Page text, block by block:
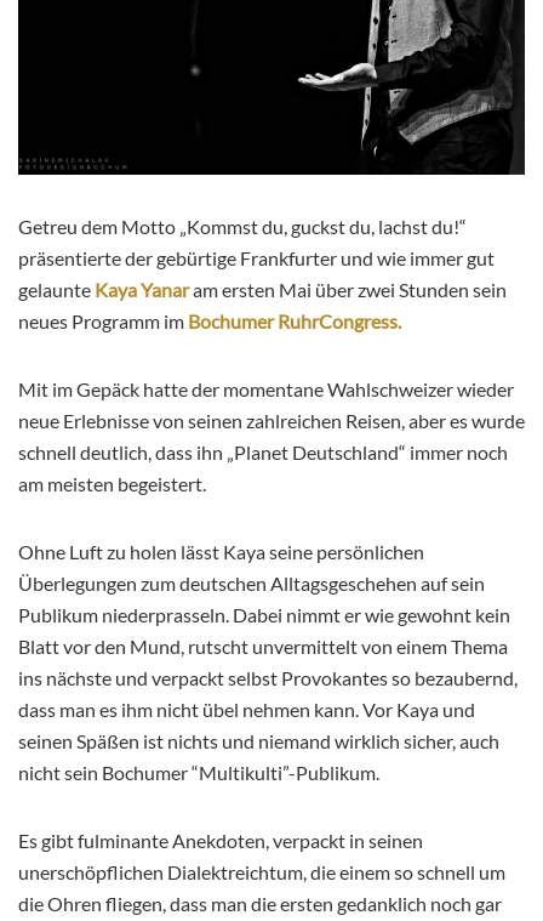
Getreu dem Motto „Kommst du, guckst du, lachst du!“
präsentierte der gebürtige Frankfurter und wie immer gut
gelaunte Kaya Yanaram ersten Mai über zwei Stunden sein
neues Programm im Bochumer RuhrCongress.
Mit im Gepäck hatte der momentane Wahlschweizer wieder
neue Erlebnisse von seinen zahlreichen Reisen, aber es wurde
schnell deutlich, dass ihn „Planet Deutschland“ immer noch
am meisten begeistert.
Ohne Luft zu holen lässt Kaya seine persönlichen
Überlegungen zum deutschen Alltagsgeschehen auf sein
Publikum niederprasseln. Dabei nimmt er wie gewohnt kein
Blatt vor den Mund, rutscht unvermittelt von einem Thema
ins nächste und verpackt selbst Provokantes so bezaubernd,
dass man es ihm nicht übel nehmen kann. Vor Kaya und
seinen Späßen ist nichts und niemand wirklich sicher, auch
nicht sein Bochumer “Multikulti”-Publikum.
Es gibt fulminante Anekdoten, verpackt in seinen
unerschöpflichen Dialektreichtum, die einem so schnell um
die Ohren fliegen, dass man die ersten gedanklich noch gar